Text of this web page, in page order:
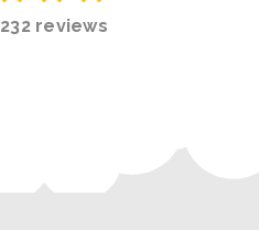
232 reviews